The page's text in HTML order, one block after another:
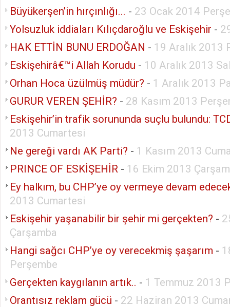
Büyükerşen’in hırçınlığı... - 23 Ocak 2014
Yolsuzluk iddiaları Kılıçdaroğlu ve Eskişehir -
HAK ETTİN BUNU ERDOĞAN - 19 Aralık 2013
Eskişehirâ€™i Allah Korudu - 10 Aralık 2013
Orhan Hoca üzülmüş müdür? - 1 Aralık 2013
GURUR VEREN ŞEHİR? - 28 Kasım 2013
Eskişehir’in trafik sorununda suçlu bulundu:
2013 Cumartesi
Ne gereği vardı AK Parti? - 1 Kasım 2013
PRINCE OF ESKİŞEHİR - 16 Ekim 2013
Ey halkım, bu CHP’ye oy vermeye devam
2013 Cumartesi
Eskişehir yaşanabilir bir şehir mi gerçekten? -
Çarşamba
Hangi sağcı CHP’ye oy verecekmiş şaşarım -
Perşembe
Gerçekten kaygılanın artık.. - 1 Temmuz 2013
Orantısız reklam gücü - 22 Haziran 2013